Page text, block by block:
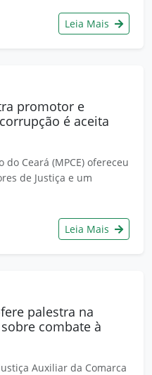
Leia Mais
promotor e
é aceita
Ceará (MPCE) ofereceu
de Justiça e um
Leia Mais
palestra na
combate à
Auxiliar da Comarca